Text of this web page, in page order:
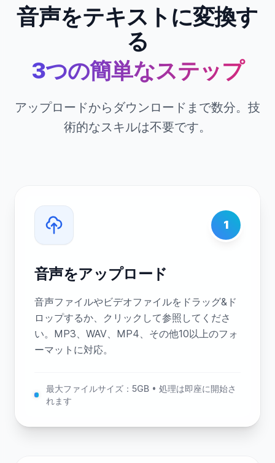
音声をテキストに変換す
る
3つの簡単なステップ
アップロードからダウンロードまで数分。技
術的なスキルは不要です。
1
音声をアップロード
音声ファイルやビデオファイルをドラッグ&ド
ロップするか、クリックして参照してくださ
い。MP3、WAV、MP4、その他10以上のフォ
ーマットに対応。
最大ファイルサイズ：5GB • 処理は即座に開始さ
れます